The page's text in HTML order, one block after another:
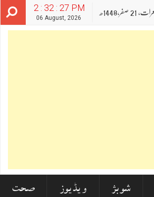
2 : 32 : 28 PM
06 August, 2026
21 صفر‬,1448ھ
شوبز ویڈیوز صحت